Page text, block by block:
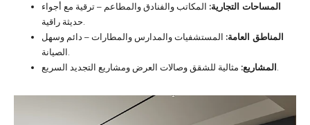
المساحات التجارية: المكاتب والفنادق والمطاعم – ترقية مع أجواء
حديثة راقية.
المناطق العامة: المستشفيات والمدارس والمطارات – دائم وسهل
الصيانة.
المشاريع:مثالية للشقق وصالات العرض ومشاريع التجديد السريع.